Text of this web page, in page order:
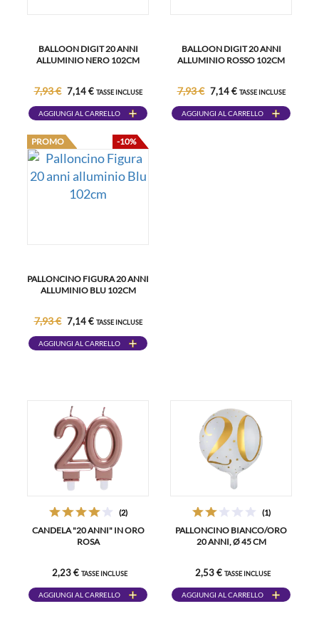
BALLOON DIGIT 20 ANNI
ALLUMINIO NERO 102CM
7,93 € 7,14 € TASSE INCLUSE
AGGIUNGI AL CARRELLO
BALLOON DIGIT 20 ANNI
ALLUMINIO ROSSO 102CM
7,93 € 7,14 € TASSE INCLUSE
AGGIUNGI AL CARRELLO
PROMO -10%
PALLONCINO FIGURA 20 ANNI
ALLUMINIO BLU 102CM
7,93 € 7,14 € TASSE INCLUSE
AGGIUNGI AL CARRELLO
(2)
CANDELA "20 ANNI" IN ORO
ROSA
2,23 € TASSE INCLUSE
AGGIUNGI AL CARRELLO
(1)
PALLONCINO BIANCO/ORO
20 ANNI, Ø 45 CM
2,53 € TASSE INCLUSE
AGGIUNGI AL CARRELLO